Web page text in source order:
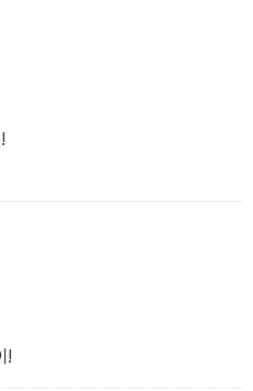
게 “주먹 가위 보~” 노래와 율
을 바꾸는 동작들은 소근육 발달
해 자연스럽게 익히게 되는 예절
르는 데에도 보탬이 된다. 책 속
도, 어떻게 가르쳐야 할지 헷갈
쉽게 따라 할 수 있다.
!